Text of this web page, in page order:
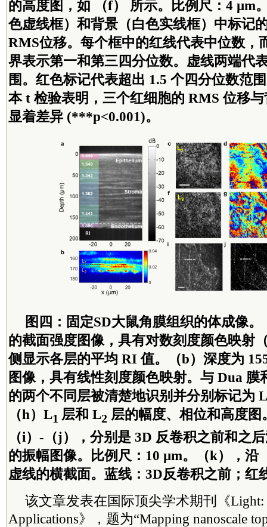
的高度图，如 （f） 所示。比例尺：4 µm
色虚线框）和背景（白色实线框）中标记
RMS位移。每个框中的红线代表中位数，
界表示第一和第三四分位数。虚线两端代
围。红色标记代表超出 1.5 个四分位数范
本 t 检验表明，三个红细胞的 RMS 位移
显着差异 (***p<0.001)。
图四：固定SD大鼠角膜组织的体成像
的截面强度图像，具有对数刻度颜色映射
侧显示各层的平均 RI 值。（b）深度为
图像，具有线性刻度颜色映射。与 Dua 膜
的两个不同层被清楚地识别并分别标记为
（h）L1 层和 L2 层的幅度、相位和高度
（i）-（j），分别是 3D 反卷积之前和之
的振幅图像。比例尺：10 µm。（k），沿
虚线的横截面。蓝线：3D反卷积之前；红
该文章发表在国际顶尖学术期刊《Light:
Applications》，题为“Mapping nanoscale